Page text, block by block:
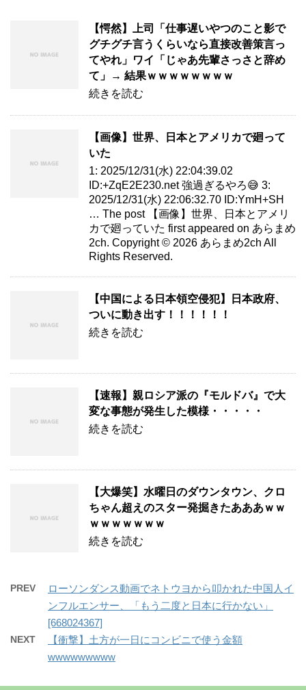
【愕然】上司「仕事遅いやつのこと影で
グチグチ言うくらいなら直接改善策言っ
てやれ」ワイ「じゃあ先輩さっさと辞め
て」→ 結果ｗｗｗｗｗｗｗｗ
続きを読む
【画像】世界、日本とアメリカで廻って
いた
1: 2025/12/31(水) 22:04:39.02
ID:+ZqE2E230.net 強過ぎるやろ😅 3:
2025/12/31(水) 22:06:32.70 ID:YmH+SH
… The post 【画像】世界、日本とアメリ
カで廻っていた first appeared on あらまめ
2ch. Copyright © 2026 あらまめ2ch All
Rights Reserved.
【中国による日本領空侵犯】日本政府、
ついに動き出す！！！！！！
続きを読む
【速報】親ロシア派の『モルドバ』で大
変な事態が発生した模様・・・・・
続きを読む
【大爆笑】水曜日のダウンタウン、クロ
ちゃん超えのスター発掘きたあああｗｗ
ｗｗｗｗｗｗｗ
続きを読む
PREV
ローソンダンス動画でネトウヨから叩かれた中国人イ
ンフルエンサー、「もう二度と日本に行かない」
[668024367]
NEXT
【衝撃】土方が一日にコンビニで使う金額
wwwwwwwww